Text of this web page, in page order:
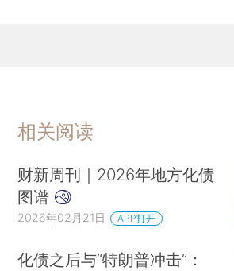
相关阅读
财新周刊｜2026年地方化债
图谱
2026年02月21日 APP打开
化债之后与“特朗普冲击”：